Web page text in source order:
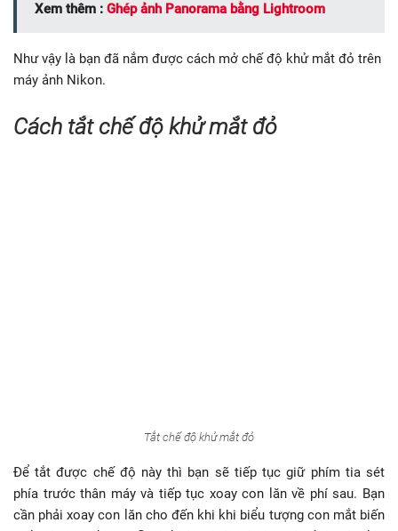
Xem thêm : Ghép ảnh Panorama bằng Lightroom
Như vậy là bạn đã nắm được cách mở chế độ khử mắt đỏ trên
máy ảnh Nikon.
Cách tắt chế độ khử mắt đỏ
Tắt chế độ khử mắt đỏ
Để tắt được chế độ này thì bạn sẽ tiếp tục giữ phím tia sét
phía trước thân máy và tiếp tục xoay con lăn về phí sau. Bạn
cần phải xoay con lăn cho đến khi khi biểu tượng con mắt biến